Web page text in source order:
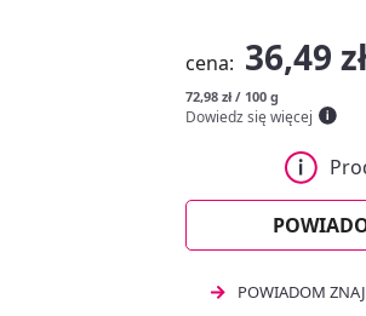
cena: 36,49
72,98 zł / 100 g
Dowiedz się więcej
POWIADOM